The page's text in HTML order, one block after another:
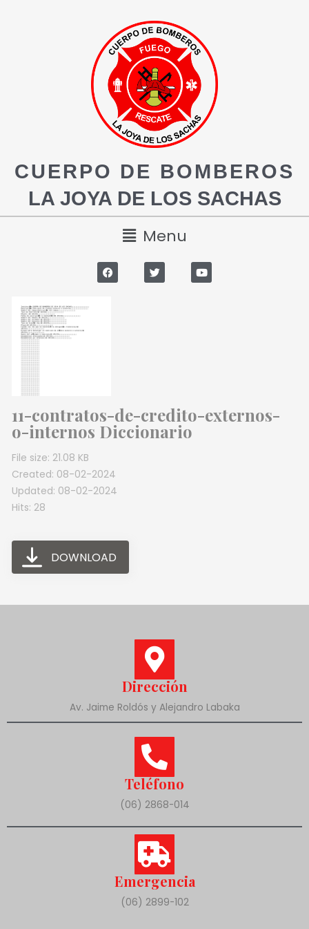
CUERPO DE BOMBEROS
LA JOYA DE LOS SACHAS
Menu
11-contratos-de-credito-externos-
o-internos Diccionario
File size: 21.08 KB
Created: 08-02-2024
Updated: 08-02-2024
Hits: 28
DOWNLOAD
Dirección
Av. Jaime Roldós y Alejandro Labaka
Teléfono
(06) 2868-014
Emergencia
(06) 2899-102